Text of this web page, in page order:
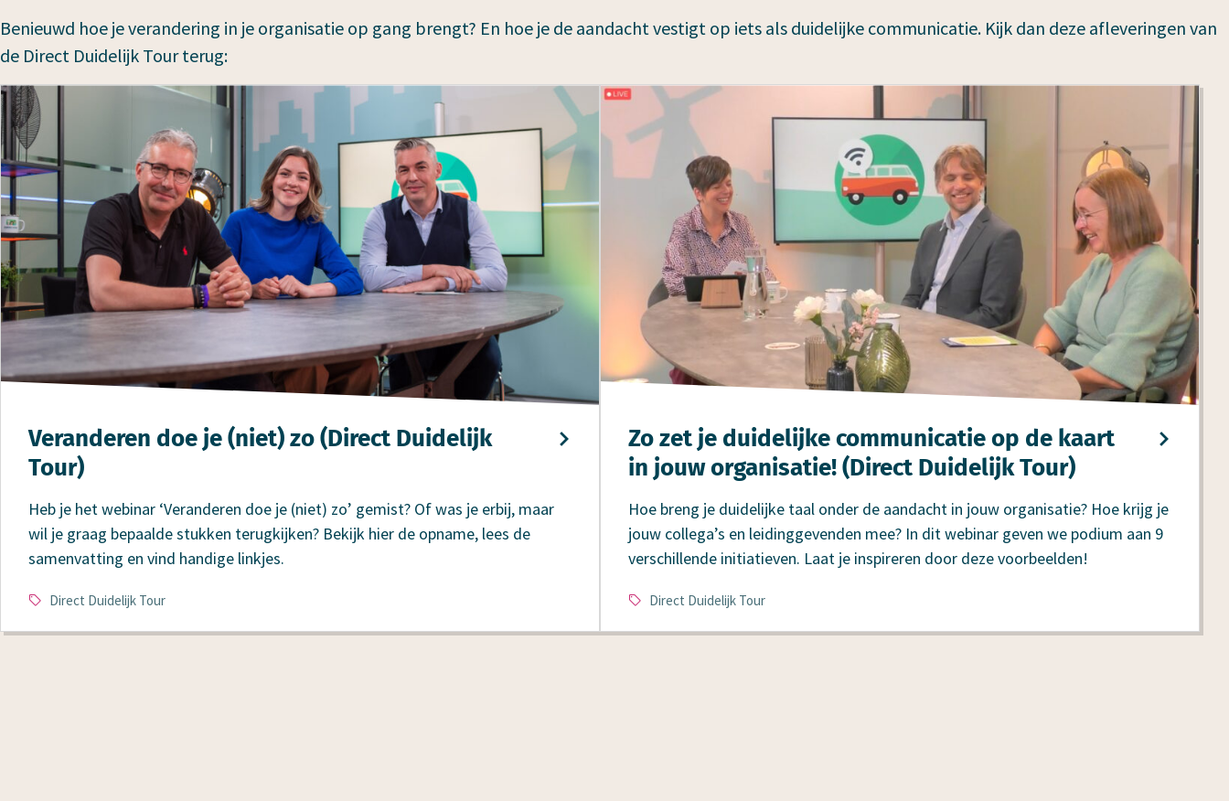
Benieuwd hoe je verandering in je organisatie op gang brengt? En hoe je de aandacht vestigt op iets als duidelijke communicatie. Kijk dan deze afleveringen van
de Direct Duidelijk Tour terug:
Veranderen doe je (niet) zo (Direct Duidelijk
Tour)
Heb je het webinar ‘Veranderen doe je (niet) zo’ gemist? Of was je erbij, maar
wil je graag bepaalde stukken terugkijken? Bekijk hier de opname, lees de
samenvatting en vind handige linkjes.
TypeDirect Duidelijk Tour
Zo zet je duidelijke communi­catie op de kaart
in jouw organisatie! (Direct Duidelijk Tour)
Hoe breng je duidelijke taal onder de aandacht in jouw organisatie? Hoe krijg je
jouw collega’s en leidinggevenden mee? In dit webinar geven we podium aan 9
verschillende initiatieven. Laat je inspireren door deze voorbeelden!
TypeDirect Duidelijk Tour